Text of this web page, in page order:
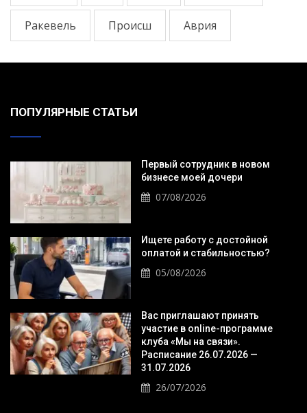
Ракевель Происш Аврия
ПОПУЛЯРНЫЕ СТАТЬИ
Первый сотрудник в новом
бизнесе моей дочери
07/08/2026
Ищете работу с достойной
оплатой и стабильностью?
05/08/2026
Вас приглашают принять
участие в online-программе
клуба «Мы на связи».
Расписание 26.07.2026 —
31.07.2026
26/07/2026